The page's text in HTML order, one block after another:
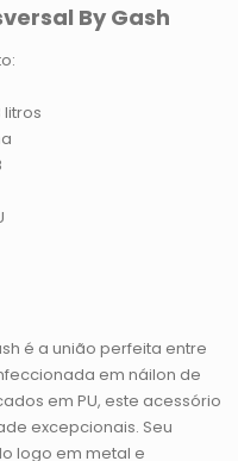
By Gash
é a união perfeita entre
em náilon de
em PU, este acessório
excepcionais. Seu
logo em metal e